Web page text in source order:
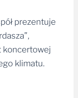
prezentuje
koncertowej
klimatu.